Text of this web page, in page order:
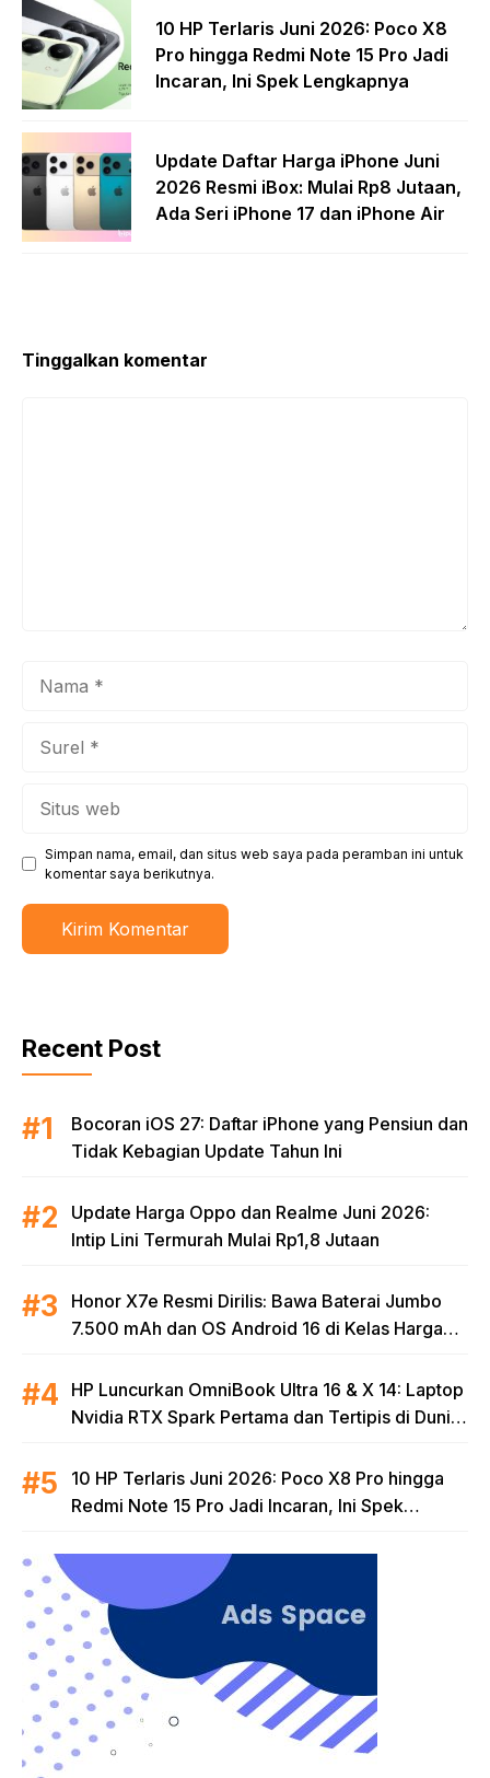
10 HP Terlaris Juni 2026: Poco X8
Pro hingga Redmi Note 15 Pro Jadi
Incaran, Ini Spek Lengkapnya
Update Daftar Harga iPhone Juni
2026 Resmi iBox: Mulai Rp8 Jutaan,
Ada Seri iPhone 17 dan iPhone Air
Tinggalkan komentar
Simpan nama, email, dan situs web saya pada peramban ini untuk
komentar saya berikutnya.
Recent Post
Bocoran iOS 27: Daftar iPhone yang Pensiun dan
Tidak Kebagian Update Tahun Ini
Update Harga Oppo dan Realme Juni 2026:
Intip Lini Termurah Mulai Rp1,8 Jutaan
Honor X7e Resmi Dirilis: Bawa Baterai Jumbo
7.500 mAh dan OS Android 16 di Kelas Harga
HP Luncurkan OmniBook Ultra 16 & X 14: Laptop
Nvidia RTX Spark Pertama dan Tertipis di Dunia
10 HP Terlaris Juni 2026: Poco X8 Pro hingga
Redmi Note 15 Pro Jadi Incaran, Ini Spek